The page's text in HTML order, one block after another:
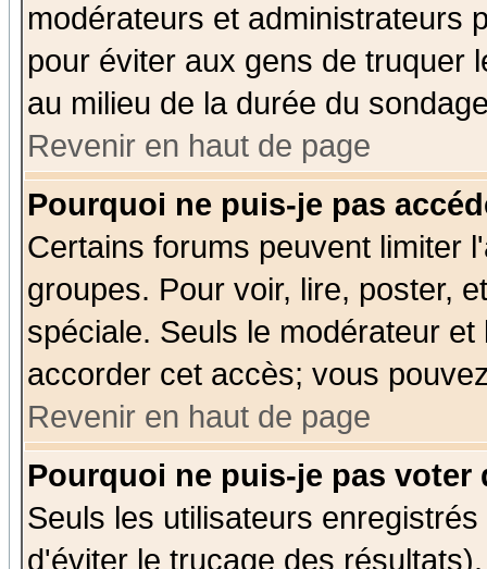
modérateurs et administrateurs
pour éviter aux gens de truquer
au milieu de la durée du
Revenir en haut de page
Pourquoi ne puis-je pas
Certains forums peuvent limiter
groupes. Pour voir, lire, poster,
spéciale. Seuls le modérateur
accorder cet accès; vous
Revenir en haut de page
Pourquoi ne puis-je pas voter
Seuls les utilisateurs
d'éviter le trucage des